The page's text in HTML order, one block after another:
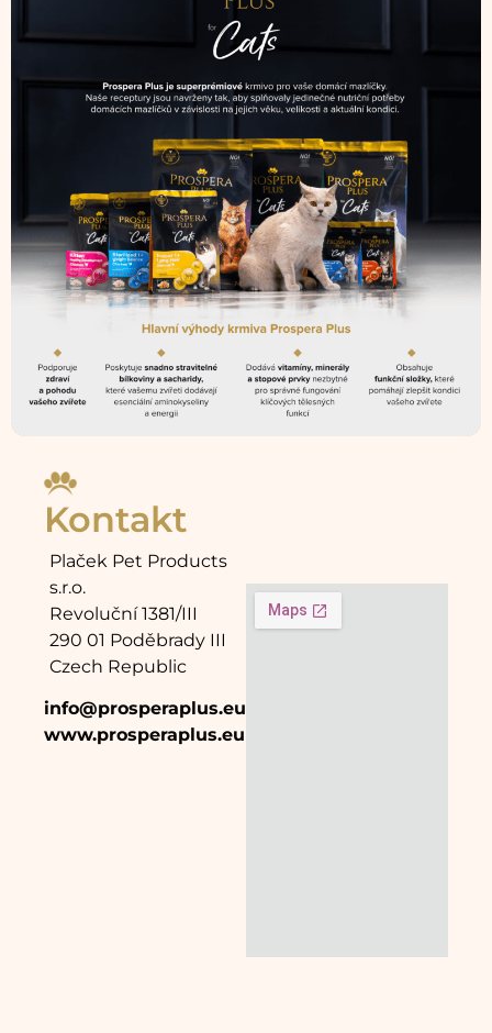
Kontakt
Plaček Pet Products
s.r.o.
Revoluční 1381/III
290 01 Poděbrady III
Czech Republic
info@prosperaplus.eu
www.prosperaplus.eu